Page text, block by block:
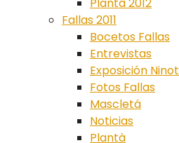
Fallas 2011
Bocetos Fallas
Entrevistas
Exposición Ninot
Fotos Fallas
Mascletá
Noticias
Plantà